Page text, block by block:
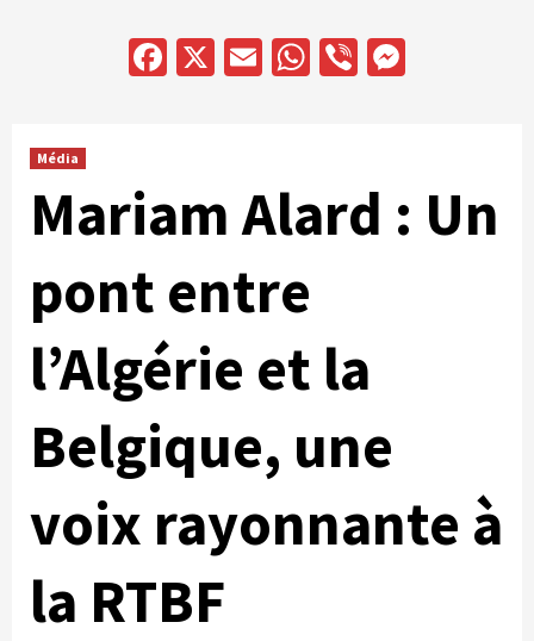
Facebook
X EmailWhatsApp
Viber
Média
Mariam Alard : Un
pont entre
l’Algérie et la
Belgique, une
voix rayonnante à
la RTBF